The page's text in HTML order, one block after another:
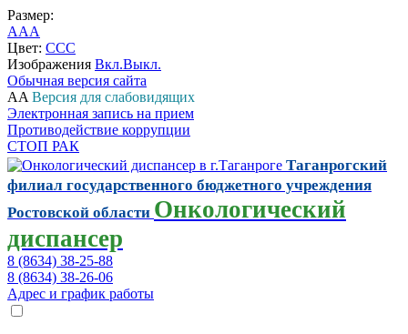
Размер:
AAA
Цвет: CCC
Изображения Вкл.Выкл.
Обычная версия сайта
AA Версия для слабовидящих
Электронная запись на прием
Противодействие коррупции
СТОП РАК
Таганрогский
филиал государственного бюджетного учреждения
Ростовской области Онкологический
диспансер
8 (8634) 38-25-88
8 (8634) 38-26-06
Адрес и график работы